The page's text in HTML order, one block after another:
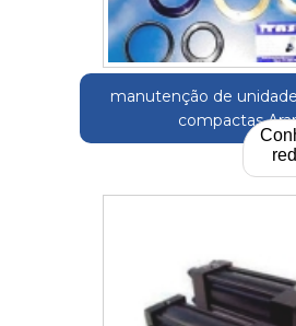
manutenção de
compactas